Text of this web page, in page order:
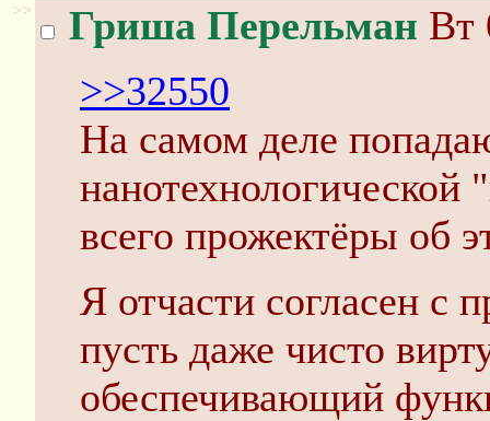
>> Гриша Перельман Вт
>>32550
На самом деле
нанотехнологической
всего прожектёры об
Я отчасти согласен с
пусть даже чисто
обеспечивающий